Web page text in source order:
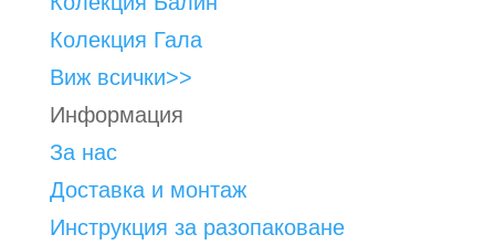
Колекция Гала
Виж всички>>
Информация
За нас
Доставка и монтаж
Инструкция за разопаковане